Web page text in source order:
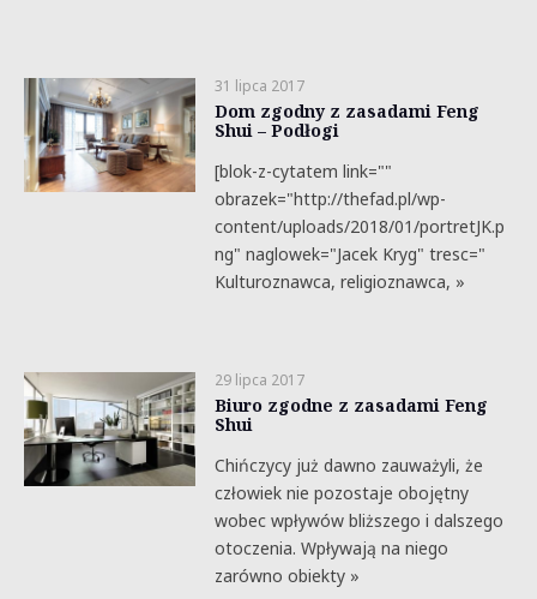
31 lipca 2017
Dom zgodny z zasadami Feng
Shui – Podłogi
[blok-z-cytatem link=""
obrazek="http://thefad.pl/wp-
content/uploads/2018/01/portretJK.p
ng" naglowek="Jacek Kryg" tresc="
Kulturoznawca, religioznawca, »
29 lipca 2017
Biuro zgodne z zasadami Feng
Shui
Chińczycy już dawno zauważyli, że
człowiek nie pozostaje obojętny
wobec wpływów bliższego i dalszego
otoczenia. Wpływają na niego
zarówno obiekty »